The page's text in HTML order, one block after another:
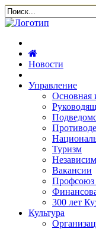
Новости
Управление
Основная
Туризм
Вакансии
Профсоюз
300 лет
Культура